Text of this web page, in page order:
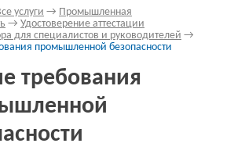
услуги → Промышленная
→ Удостоверение аттестации
для специалистов и руководителей →
промышленной безопасности
требования